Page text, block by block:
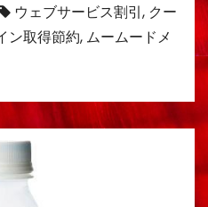
ウェブサービス割引, クー
ン取得節約, ムームードメ